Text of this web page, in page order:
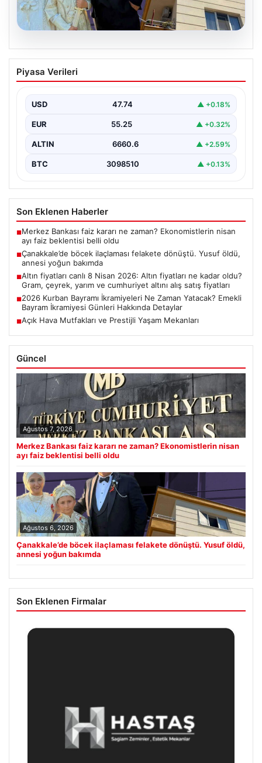
06.08.2026
Çanakkale’de böcek ilaçlaması felakete
dönüştü. Yusuf öldü, annesi yoğun
Piyasa Verileri
USD 47.74 ▲ +0.18%
EUR 55.25 ▲ +0.32%
ALTIN 6660.6 ▲ +2.59%
BTC 3098510 ▲ +0.13%
Son Eklenen Haberler
■Merkez Bankası faiz kararı ne zaman? Ekonomistlerin nisan
ayı faiz beklentisi belli oldu
■Çanakkale’de böcek ilaçlaması felakete dönüştü. Yusuf öldü,
annesi yoğun bakımda
■Altın fiyatları canlı 8 Nisan 2026: Altın fiyatları ne kadar oldu?
Gram, çeyrek, yarım ve cumhuriyet altını alış satış fiyatları
■2026 Kurban Bayramı İkramiyeleri Ne Zaman Yatacak? Emekli
Bayram İkramiyesi Günleri Hakkında Detaylar
■Açık Hava Mutfakları ve Prestijli Yaşam Mekanları
Güncel
Ağustos 7, 2026
Merkez Bankası faiz kararı ne zaman? Ekonomistlerin nisan
ayı faiz beklentisi belli oldu
Ağustos 6, 2026
Çanakkale’de böcek ilaçlaması felakete dönüştü. Yusuf öldü,
annesi yoğun bakımda
Son Eklenen Firmalar